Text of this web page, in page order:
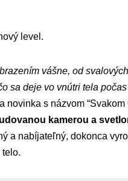
level.
vášne, od
sa deje vo vnútri tela počas
novinka s názvom
kamerou a
a nabíjateľný, dokonca